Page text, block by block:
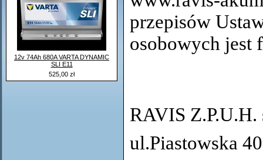
12v 74Ah 680A VARTA DYNAMIC
SLI E11
525,00 zł
przepisów
osobowych jest
RAVIS Z.P.U.H.
ul.Piastowska 40